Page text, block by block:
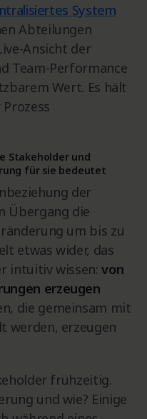
System
Abteilungen
Ansicht der
Team-Performance
Wert. Es hält
Stakeholder und
für sie bedeutet
der
Übergang die
um bis zu
etwas wider, das
intuitiv wissen:von
erzeugen
die gemeinsam mit
werden, erzeugen
frühzeitig.
und wie? Einige